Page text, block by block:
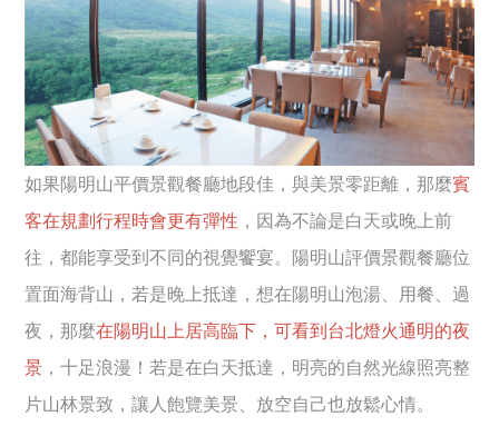
如果陽明山平價景觀餐廳地段佳，與美景零距離，那麼賓
客在規劃行程時會更有彈性 ，因為不論是白天或晚上前
往，都能享受到不同的視覺饗宴。陽明山評價景觀餐廳位
置面海背山，若是晚上抵達，想在陽明山泡湯、用餐、過
夜，那麼在陽明山上居高臨下，可看到台北燈火通明的夜
景 ，十足浪漫！若是在白天抵達，明亮的自然光線照亮整
片山林景致，讓人飽覽美景、放空自己也放鬆心情。